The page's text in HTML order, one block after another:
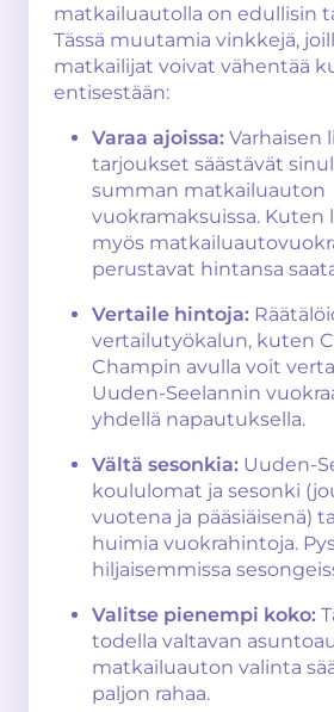
matkailuautolla on edullisin
Tässä muutamia vinkkejä,
matkailijat voivat vähentää
entisestään:
Varaa ajoissa: Varhaisen
tarjoukset säästävät
summan matkailuauton
vuokramaksuissa.
myös
perustavat hintansa
Vertaile hintoja:
vertailutyökalun, kuten
Champin avulla voit
Uuden-Seelannin
yhdellä napautuksella.
Vältä sesonkia: Uuden-
koululomat ja sesonki
vuotena ja pääsiäisenä)
huimia vuokrahintoja.
hiljaisemmissa
Valitse pienempi koko:
todella valtavan
matkailuauton valinta
paljon rahaa.